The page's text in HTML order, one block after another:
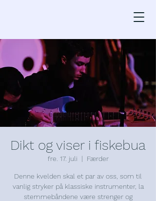
Dikt og viser i fiskebua
fre. 17. juli
  |
Færder
Denne kvelden skal et par av oss, som til
vanlig stryker på klassiske instrumenter, la
stemmebåndene være strenger og